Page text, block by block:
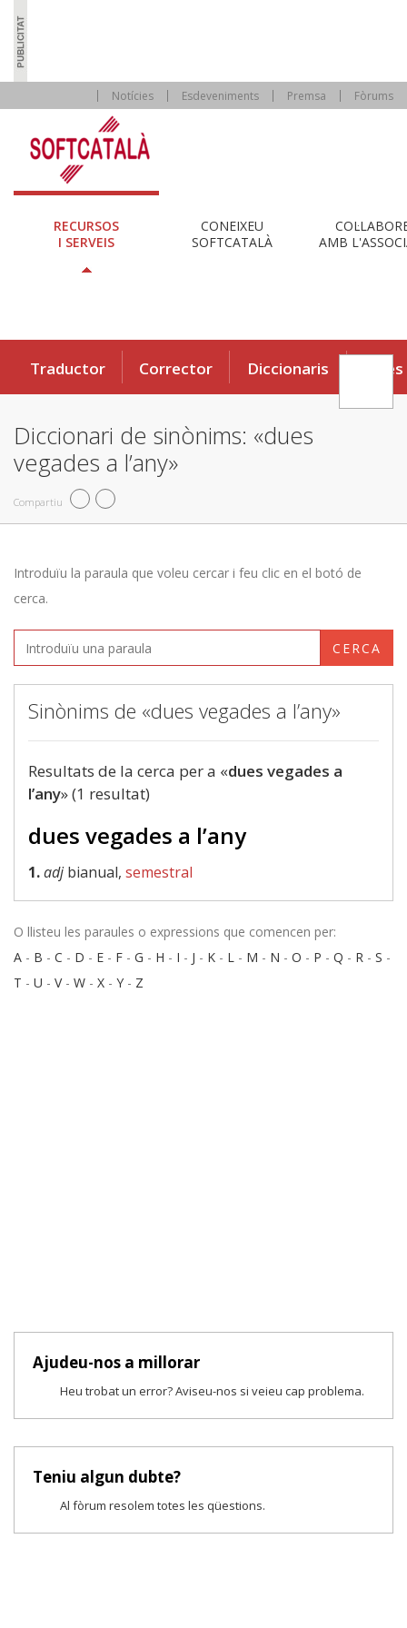
Notícies Esdeveniments Premsa Fòrums
RECURSOS
I SERVEIS
CONEIXEU
SOFTCATALÀ
AMB
Traductor Corrector Diccionaris Eines
Diccionari de sinònims: «dues
vegades a l’any»
Compartiu
Introduïu la paraula que voleu cercar i feu clic en el botó de
cerca.
CERCA
Sinònims de «dues vegades a l’any»
Resultats de la cerca per a «dues vegades a
l’any» (1 resultat)
dues vegades a l’any
1.adjbianual, semestral
O llisteu les paraules o expressions que comencen per:
A - B - C - D - E - F - G - H - I - J - K - L - M - N - O - P - Q - R - S -
T - U - V- W - X - Y - Z
Ajudeu-nos a millorar
Heu trobat un error? Aviseu-nos si veieu cap problema.
Teniu algun dubte?
Al fòrum resolem totes les qüestions.